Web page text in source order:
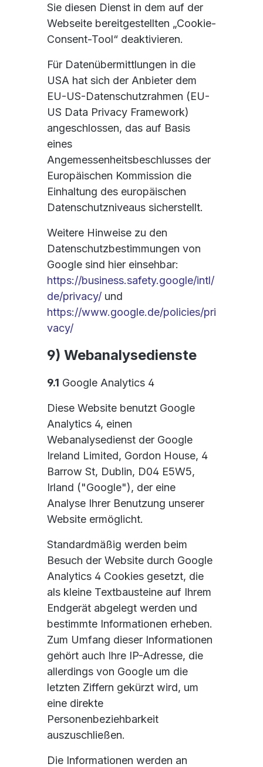
Sie diesen Dienst in dem auf der
Webseite bereitgestellten „Cookie-
Consent-Tool“ deaktivieren.
Für Datenübermittlungen in die
USA hat sich der Anbieter dem
EU-US-Datenschutzrahmen (EU-
US Data Privacy Framework)
angeschlossen, das auf Basis
eines
Angemessenheitsbeschlusses der
Europäischen Kommission die
Einhaltung des europäischen
Datenschutzniveaus sicherstellt.
Weitere Hinweise zu den
Datenschutzbestimmungen von
Google sind hier einsehbar:
https://business.safety.google/intl/
de/privacy/ und
https://www.google.de/policies/pri
vacy/
9) Webanalysedienste
9.1 Google Analytics 4
Diese Website benutzt Google
Analytics 4, einen
Webanalysedienst der Google
Ireland Limited, Gordon House, 4
Barrow St, Dublin, D04 E5W5,
Irland ("Google"), der eine
Analyse Ihrer Benutzung unserer
Website ermöglicht.
Standardmäßig werden beim
Besuch der Website durch Google
Analytics 4 Cookies gesetzt, die
als kleine Textbausteine auf Ihrem
Endgerät abgelegt werden und
bestimmte Informationen erheben.
Zum Umfang dieser Informationen
gehört auch Ihre IP-Adresse, die
allerdings von Google um die
letzten Ziffern gekürzt wird, um
eine direkte
Personenbeziehbarkeit
auszuschließen.
Die Informationen werden an